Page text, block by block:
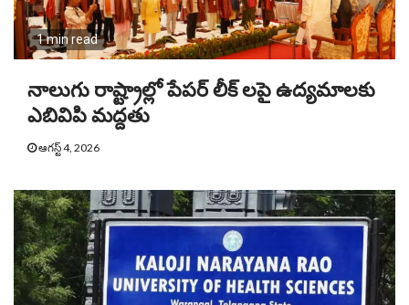
1 min read
నాలుగు రాష్ట్రాల్లో పేపర్ లీక్ లపై ఉద్యమాలకు
ఎబివిపి మద్దతు
ఆగస్ట్ 4, 2026